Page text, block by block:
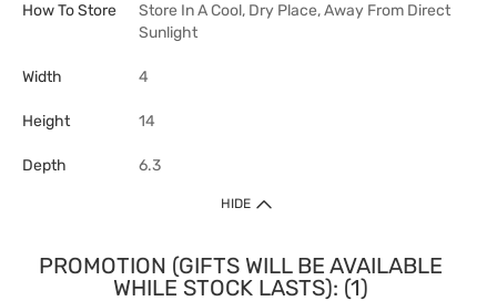
How To Store
Store In A Cool, Dry Place, Away From Direct
Sunlight
Width 4
Height 14
Depth 6.3
HIDE
PROMOTION (GIFTS WILL BE AVAILABLE
WHILE STOCK LASTS): (1)